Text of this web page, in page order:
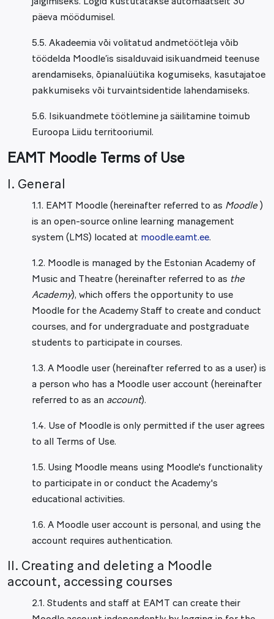
päeva möödumisel.
5.5. Akadeemia või volitatud andmetöötleja võib
töödelda Moodle’is sisalduvaid isikuandmeid teenuse
arendamiseks, õpianalüütika kogumiseks, kasutajatoe
pakkumiseks või turvaintsidentide lahendamiseks.
5.6. Isikuandmete töötlemine ja säilitamine toimub
Euroopa Liidu territooriumil.
EAMT Moodle Terms of Use
I. General
1.1. EAMT Moodle (hereinafter referred to as Moodle )
is an open-source online learning management
system (LMS) located at moodle.eamt.ee.
1.2. Moodle is managed by the Estonian Academy of
Music and Theatre (hereinafter referred to as the
Academy), which offers the opportunity to use
Moodle for the Academy Staff to create and conduct
courses, and for undergraduate and postgraduate
students to participate in courses.
1.3. A Moodle user (hereinafter referred to as a user) is
a person who has a Moodle user account (hereinafter
referred to as an account).
1.4. Use of Moodle is only permitted if the user agrees
to all Terms of Use.
1.5. Using Moodle means using Moodle's functionality
to participate in or conduct the Academy's
educational activities.
1.6. A Moodle user account is personal, and using the
account requires authentication.
II. Creating and deleting a Moodle
account, accessing courses
2.1. Students and staff at EAMT can create their